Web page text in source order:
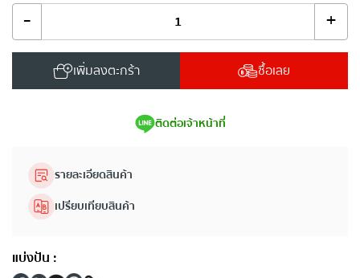
- +
เพิ่มลงตะกร้า ซื้อเลย
ติดต่อเจ้าหน้าที่
รายละเอียดสินค้า
เปรียบเทียบสินค้า
แบ่งปัน :